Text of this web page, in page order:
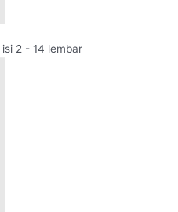
isi 2 - 14 lembar